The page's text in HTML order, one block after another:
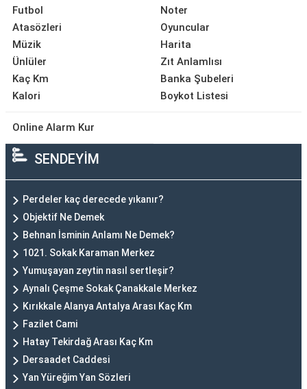
Futbol
Atasözleri
Müzik
Ünlüler
Kaç Km
Kalori
Noter
Oyuncular
Harita
Zıt Anlamlısı
Banka Şubeleri
Boykot Listesi
Online Alarm Kur
SENDEYİM
Perdeler kaç derecede yıkanır?
Objektif Ne Demek
Behnan İsminin Anlamı Ne Demek?
1021. Sokak Karaman Merkez
Yumuşayan zeytin nasıl sertleşir?
Aynalı Çeşme Sokak Çanakkale Merkez
Kırıkkale Alanya Antalya Arası Kaç Km
Fazilet Cami
Hatay Tekirdağ Arası Kaç Km
Dersaadet Caddesi
Yan Yüreğim Yan Sözleri